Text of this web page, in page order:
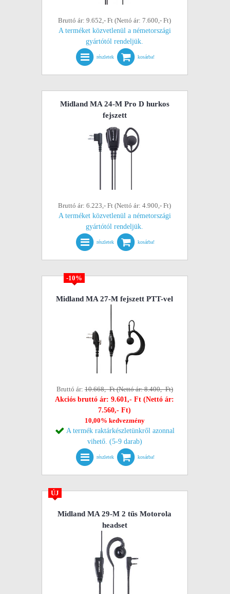
Bruttó ár: 9.652,- Ft (Nettó ár: 7.600,- Ft)
A terméket közvetlenül a németországi
gyártótól rendeljük.
részletek kosárba!
Midland MA 24-M Pro D hurkos
fejszett
Bruttó ár: 6.223,- Ft (Nettó ár: 4.900,- Ft)
A terméket közvetlenül a németországi
gyártótól rendeljük.
részletek kosárba!
-10%
Midland MA 27-M fejszett PTT-vel
Bruttó ár:10.668,- Ft (Nettó ár: 8.400,- Ft)
Akciós bruttó ár: 9.601,- Ft (Nettó ár:
7.560,- Ft)
10,00% kedvezmény
A termék raktárkészletünkről azonnal
vihető. (5-9 darab)
részletek kosárba!
ÚJ
Midland MA 29-M 2 tűs Motorola
headset